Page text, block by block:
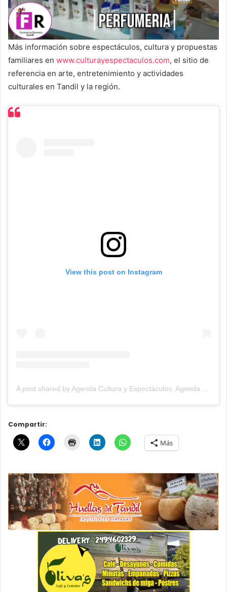
Más información sobre espectáculos, cultura y propuestas
familiares en www.culturayespectaculos.com, el sitio de
referencia en arte, entretenimiento y actividades
culturales en Tandil y la región.
View this post on Instagram
Compartir:
Más